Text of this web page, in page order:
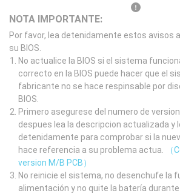
NOTA IMPORTANTE:
Por favor, lea detenidamente estos avisos
su BIOS.
No actualice la BIOS si el sistema
correcto en la BIOS puede hacer que el
fabricante no se hace respinsable por
BIOS.
Primero asegurese del numero de
despues lea la descripcion actualizada y
detenidamente para comprobar si la
hace referencia a su problema actua.
（
version M/B PCB）
No reinicie el sistema, no desenchufe la
alimentación y no quite la batería